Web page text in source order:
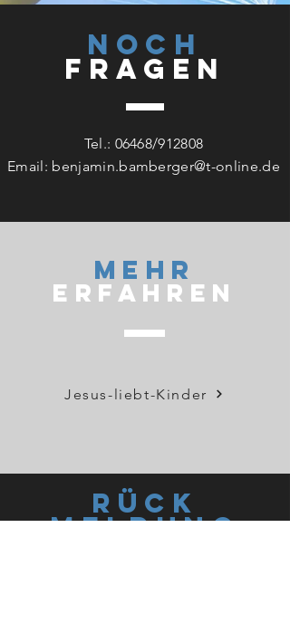
Noch
Fragen
Tel.: 06468/912808
Email: benjamin.bamberger@t-online.de
Mehr
Erfahren
Jesus-liebt-Kinder
Rück
meldung